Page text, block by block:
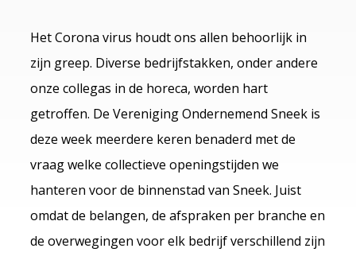
Het Corona virus houdt ons allen behoorlijk in
zijn greep. Diverse bedrijfstakken, onder andere
onze collegas in de horeca, worden hart
getroffen. De Vereniging Ondernemend Sneek is
deze week meerdere keren benaderd met de
vraag welke collectieve openingstijden we
hanteren voor de binnenstad van Sneek. Juist
omdat de belangen, de afspraken per branche en
de overwegingen voor elk bedrijf verschillend zijn